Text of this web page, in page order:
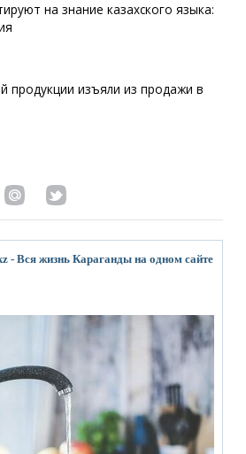
на знание казахского языка:
продукции изъяли из продажи в
- Вся жизнь Караганды на одном сайте